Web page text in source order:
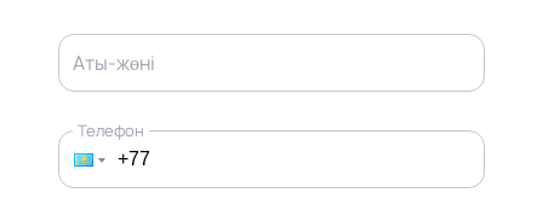
Аты-жөні
Телефон